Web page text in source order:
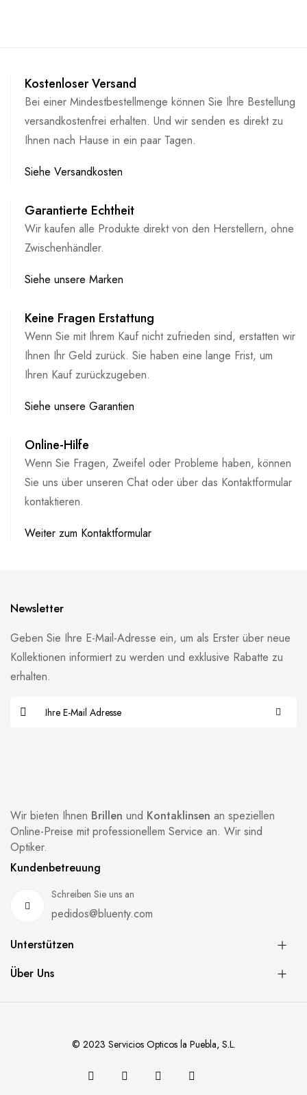
Kostenloser Versand
Bei einer Mindestbestellmenge können Sie Ihre Bestellung
versandkostenfrei erhalten. Und wir senden es direkt zu
Ihnen nach Hause in ein paar Tagen.
Siehe Versandkosten
Garantierte Echtheit
Wir kaufen alle Produkte direkt von den Herstellern, ohne
Zwischenhändler.
Siehe unsere Marken
Keine Fragen Erstattung
Wenn Sie mit Ihrem Kauf nicht zufrieden sind, erstatten wir
Ihnen Ihr Geld zurück. Sie haben eine lange Frist, um
Ihren Kauf zurückzugeben.
Siehe unsere Garantien
Online-Hilfe
Wenn Sie Fragen, Zweifel oder Probleme haben, können
Sie uns über unseren Chat oder über das Kontaktformular
kontaktieren.
Weiter zum Kontaktformular
Wir bieten Ihnen Brillen und Kontaklinsen an speziellen
Online-Preise mit professionellem Service an. Wir sind
Optiker.
Kundenbetreuung
Schreiben Sie uns an
pedidos@bluenty.com
Unterstützen
Über Uns
Newsletter
Geben Sie Ihre E-Mail-Adresse ein, um als Erster über neue
Kollektionen informiert zu werden und exklusive Rabatte zu
erhalten.
© 2023 Servicios Opticos la Puebla, S.L.